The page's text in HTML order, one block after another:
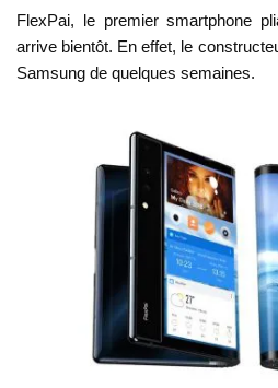
FlexPai, le premier smartphone
arrive bientôt. En effet, le
Samsung de quelques semaines.